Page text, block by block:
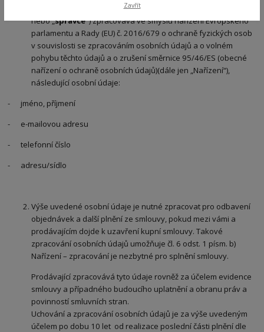
soudu v Praze oddíl C, vložka 355985 (dále jen „
nebo „správce“) zpracovává ve smyslu nařízení Evropského
parlamentu a Rady (EU) č. 2016/679 o ochraně fyzických osob
v souvislosti se zpracováním osobních údajů a o volném
pohybu těchto údajů a o zrušení směrnice 95/46/ES (obecné
nařízení o ochraně osobních údajů)(dále jen „Nařízení“),
následující osobní údaje:
- jméno, příjmení
- e-mailovou adresu
- telefonní číslo
- adresu/sídlo
Výše uvedené osobní údaje je nutné zpracovat pro odbavení
objednávek a další plnění ze smlouvy, pokud mezi vámi a
prodávajícím dojde k uzavření kupní smlouvy. Takové
zpracování osobních údajů umožňuje čl. 6 odst. 1 písm. b)
Nařízení – zpracování je nezbytné pro splnění smlouvy.
Prodávající zpracovává tyto údaje rovněž za účelem evidence
smlouvy a případného budoucího uplatnění a obranu práv a
povinností smluvních stran.
Uchování a zpracování osobních údajů je za výše uvedeným
účelem po dobu 10 let od realizace poslední části plnění dle
Zavřít